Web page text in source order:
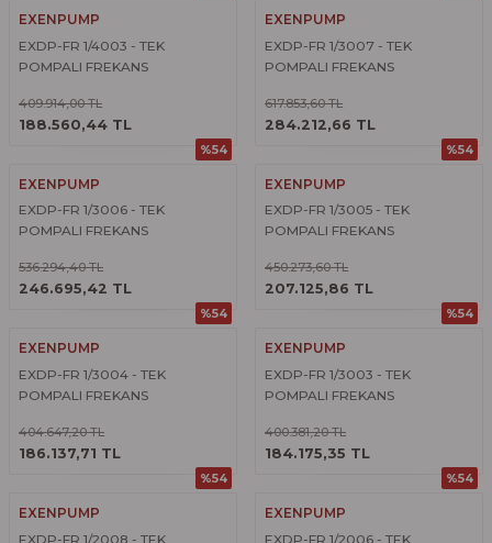
EXENPUMP
EXDP-FR 1/4003 - TEK
POMPALI FREKANS
409.914,00 TL
188.560,44 TL
ÜRÜNÜ İNCELE
EXENPUMP
EXDP-FR 1/3007 - TEK
POMPALI FREKANS
617.853,60 TL
284.212,66 TL
ÜRÜNÜ İNCELE
%54
EXENPUMP
EXDP-FR 1/3006 - TEK
POMPALI FREKANS
536.294,40 TL
246.695,42 TL
ÜRÜNÜ İNCELE
%54
EXENPUMP
EXDP-FR 1/3005 - TEK
POMPALI FREKANS
450.273,60 TL
207.125,86 TL
ÜRÜNÜ İNCELE
%54
EXENPUMP
EXDP-FR 1/3004 - TEK
POMPALI FREKANS
404.647,20 TL
186.137,71 TL
ÜRÜNÜ İNCELE
%54
EXENPUMP
EXDP-FR 1/3003 - TEK
POMPALI FREKANS
400.381,20 TL
184.175,35 TL
ÜRÜNÜ İNCELE
%54
EXENPUMP
EXDP-FR 1/2008 - TEK
%54
EXENPUMP
EXDP-FR 1/2006 - TEK